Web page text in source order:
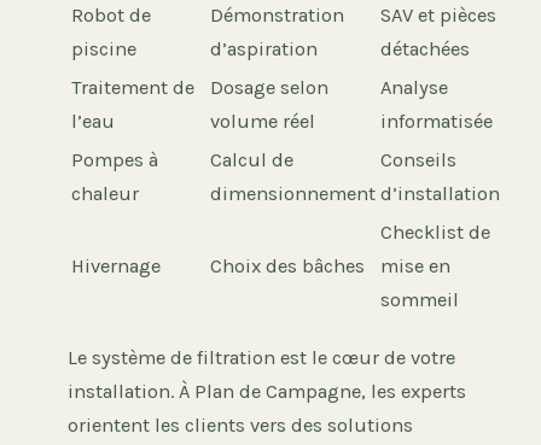
Robot de
piscine
Démonstration
d’aspiration
SAV et pièces
détachées
Traitement de
l’eau
Dosage selon
volume réel
Analyse
informatisée
Pompes à
chaleur
Calcul de
dimensionnement
Conseils
d’installation
Hivernage Choix des bâches
Checklist de
mise en
sommeil
Le système de filtration est le cœur de votre
installation. À Plan de Campagne, les experts
orientent les clients vers des solutions